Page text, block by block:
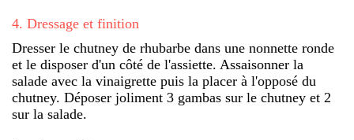
4. Dressage et finition
Dresser le chutney de rhubarbe dans une nonnette ronde
et le disposer d'un côté de l'assiette. Assaisonner la
salade avec la vinaigrette puis la placer à l'opposé du
chutney. Déposer joliment 3 gambas sur le chutney et 2
sur la salade.